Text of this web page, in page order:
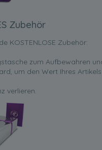
Zubehör
KOSTENLOSE Zubehör:
zum Aufbewahren
um den Wert Ihres Artikels
verlieren.